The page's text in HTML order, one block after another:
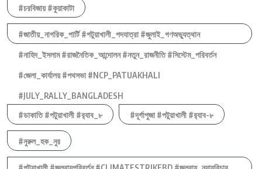
#চরবিজায় #কুয়াকাটা
#জাতীয়_নাগরিক_পার্টি #পটুয়াখালী_পদযাত্রা #জুলাই_গণঅভ্যুত্থান
#নাহিদ_ইসলাম #রাজনৈতিক_আন্দোলন #নতুন_রাজনীতি #সিস্টেম_পরিবর্তন
#জেলা_কার্যালয় #পথসভা #NCP_PATUAKHALI
#JULY_RALLY_BANGLADESH
#ডাকাতি #পটুয়াখালী #র‍্যাব_৮
#দূর্গাপুজা #পটুয়াখালী #র‍্যাব-৮
#নুরুল_হক_নুর